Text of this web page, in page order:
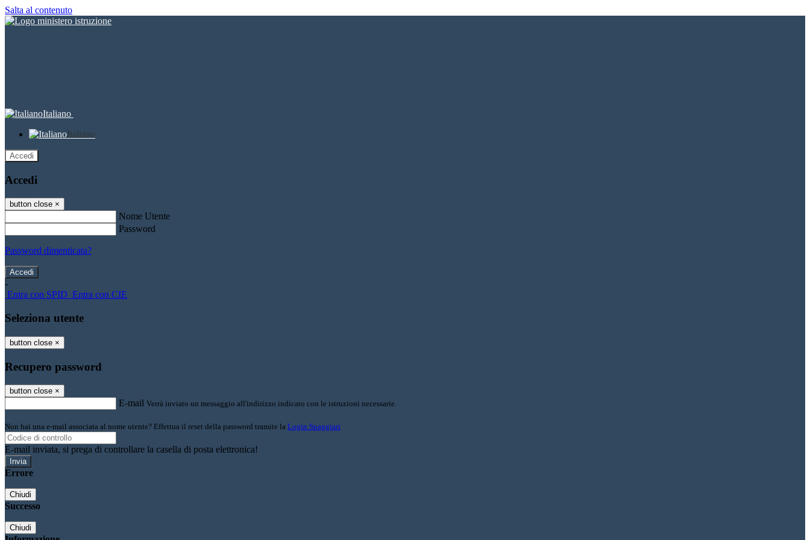
Salta al contenuto
Italiano
Italiano
Accedi
Accedi
button close ×
Nome Utente
Password
Password dimenticata?
-
Entra con SPID Entra con CIE
Seleziona utente
button close ×
Recupero password
button close ×
E-mail Verrà inviato un messaggio all'indirizzo indicato con le istruzioni necessarie.
Non hai una e-mail associata al nome utente? Effettua il reset della password tramite la Login Spaggiari
E-mail inviata, si prega di controllare la casella di posta elettronica!
Errore
Chiudi
Successo
Chiudi